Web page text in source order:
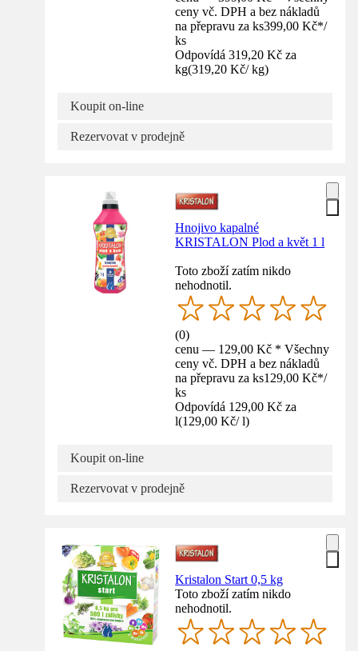
ceny vč. DPH a bez nákladů
na přepravu za ks399,00 Kč*/
ks
Odpovídá 319,20 Kč za
kg(319,20 Kč/ kg)
Koupit on-line
Rezervovat v prodejně
Hnojivo kapalné
KRISTALON Plod a květ 1 l
Toto zboží zatím nikdo
nehodnotil.
(0)
cenu — 129,00 Kč * Všechny
ceny vč. DPH a bez nákladů
na přepravu za ks129,00 Kč*/
ks
Odpovídá 129,00 Kč za
l(129,00 Kč/ l)
Koupit on-line
Rezervovat v prodejně
Kristalon Start 0,5 kg
Toto zboží zatím nikdo
nehodnotil.